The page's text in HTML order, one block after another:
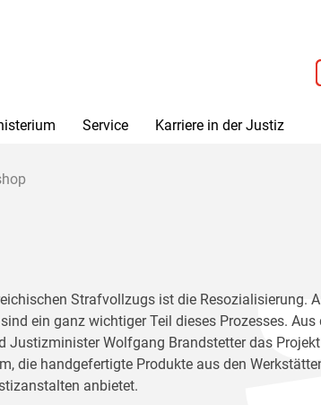
Service Karriere in der Justiz
Strafvollzugs ist die Resozialisierung.
ein ganz wichtiger Teil dieses Prozesses. Aus
Justizminister Wolfgang Brandstetter das Projekt
die handgefertigte Produkte aus den
anbietet.